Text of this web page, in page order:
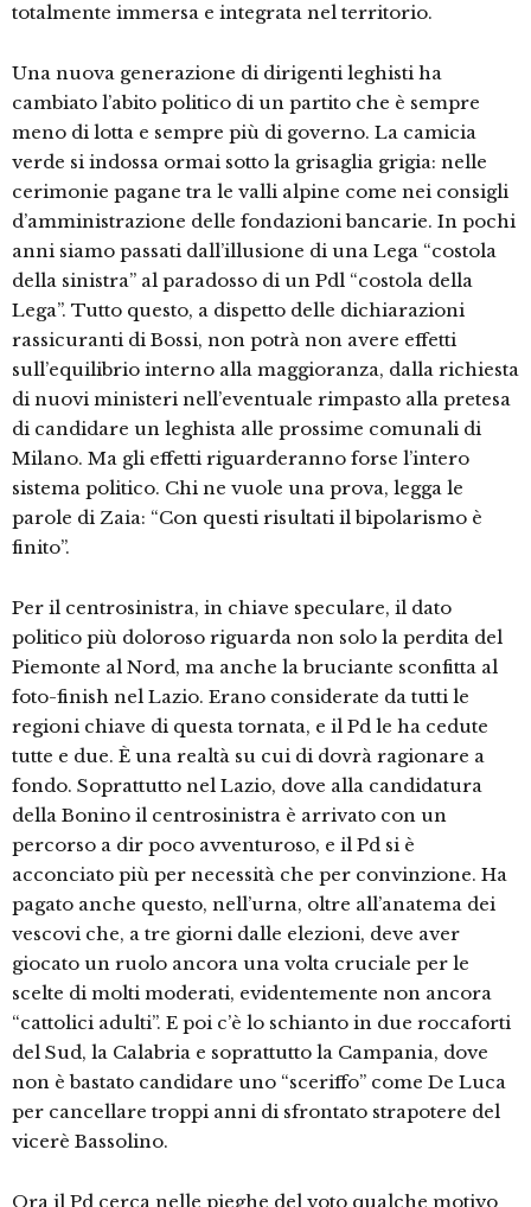
totalmente immersa e integrata nel territorio.
Una nuova generazione di dirigenti leghisti ha
cambiato l’abito politico di un partito che è sempre
meno di lotta e sempre più di governo. La camicia
verde si indossa ormai sotto la grisaglia grigia: nelle
cerimonie pagane tra le valli alpine come nei consigli
d’amministrazione delle fondazioni bancarie. In pochi
anni siamo passati dall’illusione di una Lega “costola
della sinistra” al paradosso di un Pdl “costola della
Lega”. Tutto questo, a dispetto delle dichiarazioni
rassicuranti di Bossi, non potrà non avere effetti
sull’equilibrio interno alla maggioranza, dalla richiesta
di nuovi ministeri nell’eventuale rimpasto alla pretesa
di candidare un leghista alle prossime comunali di
Milano. Ma gli effetti riguarderanno forse l’intero
sistema politico. Chi ne vuole una prova, legga le
parole di Zaia: “Con questi risultati il bipolarismo è
finito”.
Per il centrosinistra, in chiave speculare, il dato
politico più doloroso riguarda non solo la perdita del
Piemonte al Nord, ma anche la bruciante sconfitta al
foto-finish nel Lazio. Erano considerate da tutti le
regioni chiave di questa tornata, e il Pd le ha cedute
tutte e due. È una realtà su cui di dovrà ragionare a
fondo. Soprattutto nel Lazio, dove alla candidatura
della Bonino il centrosinistra è arrivato con un
percorso a dir poco avventuroso, e il Pd si è
acconciato più per necessità che per convinzione. Ha
pagato anche questo, nell’urna, oltre all’anatema dei
vescovi che, a tre giorni dalle elezioni, deve aver
giocato un ruolo ancora una volta cruciale per le
scelte di molti moderati, evidentemente non ancora
“cattolici adulti”. E poi c’è lo schianto in due roccaforti
del Sud, la Calabria e soprattutto la Campania, dove
non è bastato candidare uno “sceriffo” come De Luca
per cancellare troppi anni di sfrontato strapotere del
vicerè Bassolino.
Ora il Pd cerca nelle pieghe del voto qualche motivo